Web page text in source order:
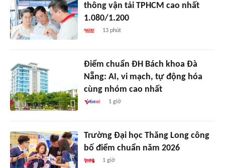
thông vận tải TPHCM cao nhất
1.080/1.200
13 phút
Điểm chuẩn ĐH Bách khoa Đà
Nẵng: AI, vi mạch, tự động hóa
cùng nhóm cao nhất
1 giờ
Trường Đại học Thăng Long công
bố điểm chuẩn năm 2026
1 giờ